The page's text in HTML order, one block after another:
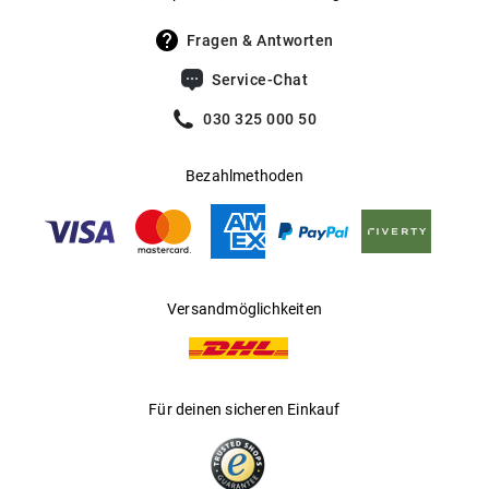
Fragen & Antworten
Service-Chat
030 325 000 50
Bezahlmethoden
Versandmöglichkeiten
Für deinen sicheren Einkauf